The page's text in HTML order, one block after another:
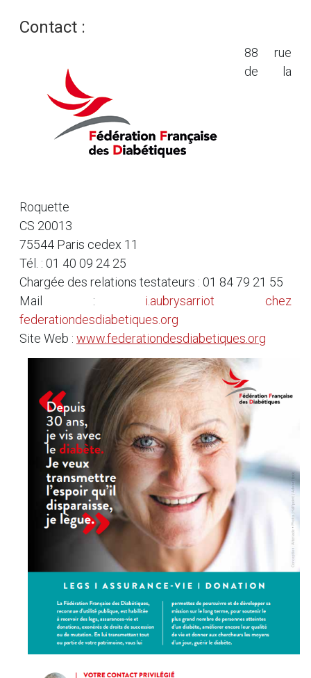
Contact :
88 rue
de la
Roquette
CS 20013
75544 Paris cedex 11
Tél. : 01 40 09 24 25
Chargée des relations testateurs : 01 84 79 21 55
Mail : i.aubrysarriot chez
federationdesdiabetiques.org
Site Web : www.federationdesdiabetiques.org